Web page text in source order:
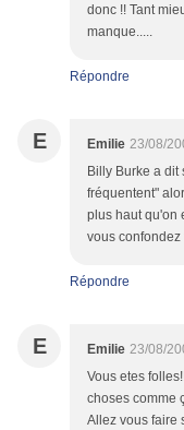
donc !! Tant
manque.....
Répondre
E Emilie 23/08/
Billy Burke a dit
fréquentent"
plus haut qu'on
vous
Répondre
E Emilie 23/08/
Vous etes
choses comme
Allez vous faire